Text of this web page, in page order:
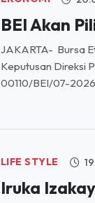
BEI Akan
JAKARTA- Bursa
Keputusan Direksi
00110/BEI/07-
LIFE STYLE
Iruka